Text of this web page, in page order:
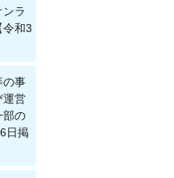
ラ
令和3
の事
運営
部の
日掲